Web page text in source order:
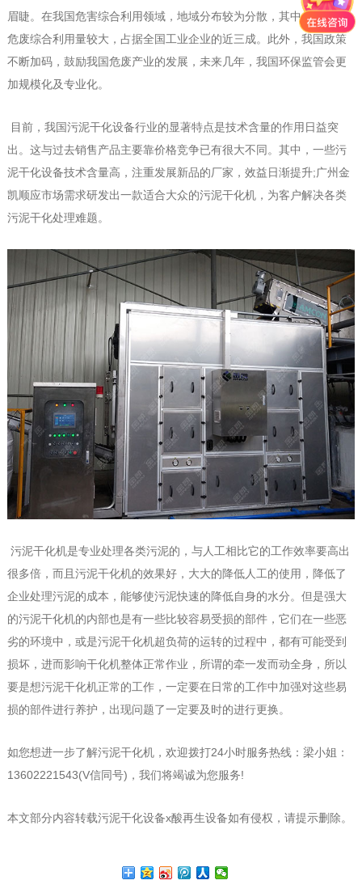
眉睫。在我国危害综合利用领域，地域分布较为分散，其中，山东省
危废综合利用量较大，占据全国工业企业的近三成。此外，我国政策
不断加码，鼓励我国危废产业的发展，未来几年，我国环保监管会更
加规模化及专业化。
目前，我国污泥干化设备行业的显著特点是技术含量的作用日益突
出。这与过去销售产品主要靠价格竞争已有很大不同。其中，一些污
泥干化设备技术含量高，注重发展新品的厂家，效益日渐提升;广州金
凯顺应市场需求研发出一款适合大众的污泥干化机，为客户解决各类
污泥干化处理难题。
污泥干化机是专业处理各类污泥的，与人工相比它的工作效率要高出
很多倍，而且污泥干化机的效果好，大大的降低人工的使用，降低了
企业处理污泥的成本，能够使污泥快速的降低自身的水分。但是强大
的污泥干化机的内部也是有一些比较容易受损的部件，它们在一些恶
劣的环境中，或是污泥干化机超负荷的运转的过程中，都有可能受到
损坏，进而影响干化机整体正常作业，所谓的牵一发而动全身，所以
要是想污泥干化机正常的工作，一定要在日常的工作中加强对这些易
损的部件进行养护，出现问题了一定要及时的进行更换。
如您想进一步了解污泥干化机，欢迎拨打24小时服务热线：梁小姐：
13602221543(V信同号)，我们将竭诚为您服务!
本文部分内容转载污泥干化设备x酸再生设备如有侵权，请提示删除。